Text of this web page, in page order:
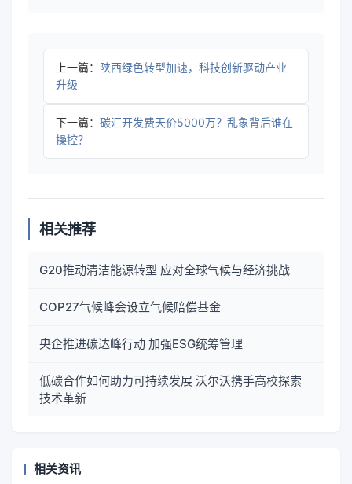
上一篇： 陕西绿色转型加速，科技创新驱动产业
升级
下一篇： 碳汇开发费天价5000万？乱象背后谁在
操控？
相关推荐
G20推动清洁能源转型 应对全球气候与经济挑战
COP27气候峰会设立气候赔偿基金
央企推进碳达峰行动 加强ESG统筹管理
低碳合作如何助力可持续发展 沃尔沃携手高校探索
技术革新
相关资讯